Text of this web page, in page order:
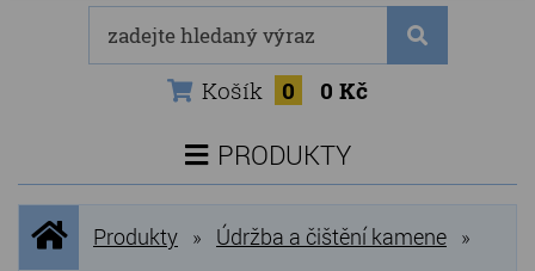
Košík 0 0 Kč
PRODUKTY
NOVINKY
NEJPRODÁVANĚJŠÍ
Úvodní
stránka
Produkty » Údržba a čištění kamene »